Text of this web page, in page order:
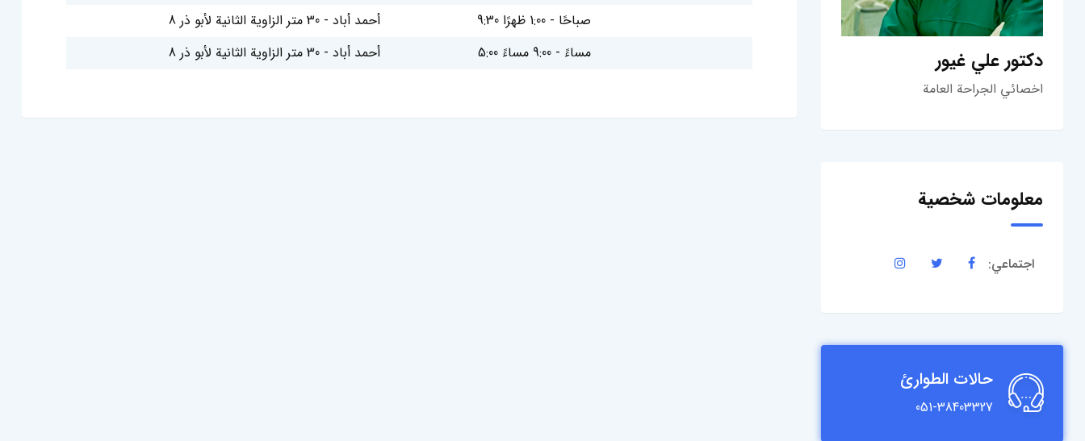
دكتور علي غيور
اخصائي الجراحة العامة
معلومات شخصية
اجتماعي:
حالات الطوارئ
051-38403327
9:30 صباحًا - 1:00 ظهرًا
أحمد أباد - 30 متر الزاوية الثانية لأبو ذر 8
5:00 مساءً - 9:00 مساءً
أحمد أباد - 30 متر الزاوية الثانية لأبو ذر 8